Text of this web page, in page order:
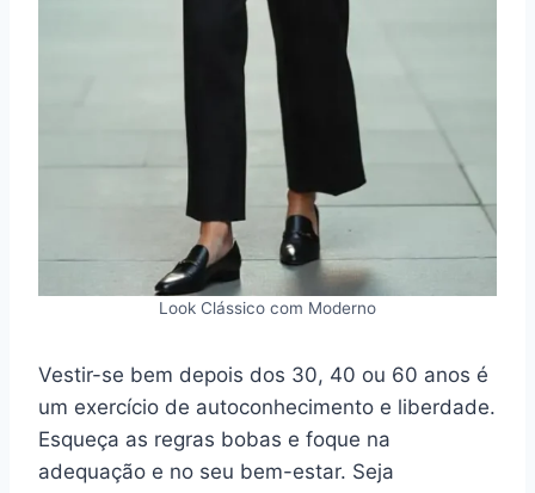
Look Clássico com Moderno
Vestir-se bem depois dos 30, 40 ou 60 anos é
um exercício de autoconhecimento e liberdade.
Esqueça as regras bobas e foque na
adequação e no seu bem-estar. Seja